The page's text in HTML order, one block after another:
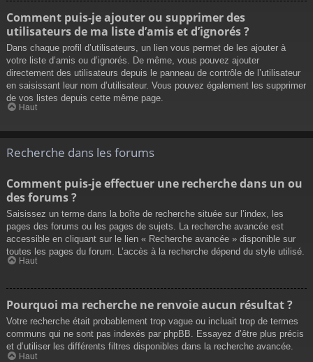
Comment puis-je ajouter ou supprimer des
utilisateurs de ma liste d’amis et d’ignorés ?
Dans chaque profil d’utilisateurs, un lien vous permet de les ajouter à
votre liste d’amis ou d’ignorés. De même, vous pouvez ajouter
directement des utilisateurs depuis le panneau de contrôle de l’utilisateur
en saisissant leur nom d’utilisateur. Vous pouvez également les supprimer
de vos listes depuis cette même page.
Haut
Recherche dans les forums
Comment puis-je effectuer une recherche dans un ou
des forums ?
Saisissez un terme dans la boîte de recherche située sur l’index, les
pages des forums ou les pages de sujets. La recherche avancée est
accessible en cliquant sur le lien « Recherche avancée » disponible sur
toutes les pages du forum. L’accès à la recherche dépend du style utilisé.
Haut
Pourquoi ma recherche ne renvoie aucun résultat ?
Votre recherche était probablement trop vague ou incluait trop de termes
communs qui ne sont pas indexés par phpBB. Essayez d’être plus précis
et d’utiliser les différents filtres disponibles dans la recherche avancée.
Haut